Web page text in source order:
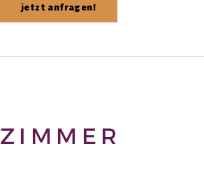
jetzt anfragen!
ZIMMER